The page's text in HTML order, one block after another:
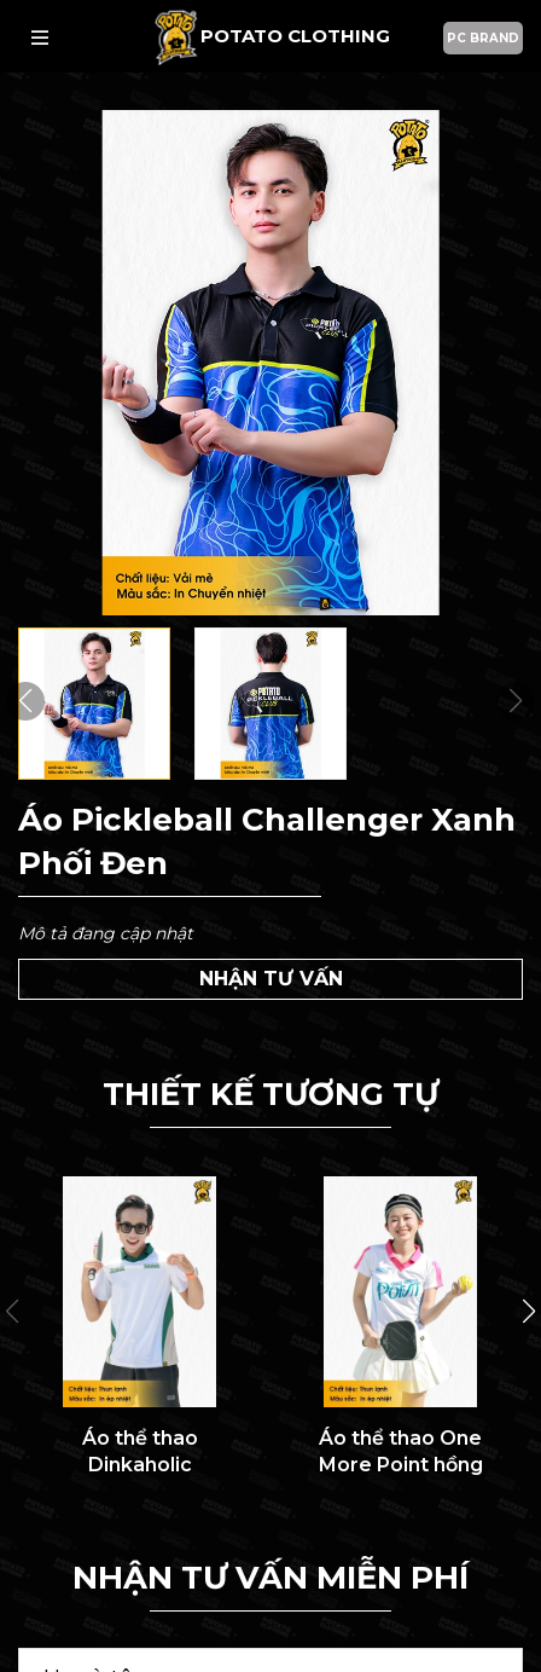
POTATO CLOTHING PC BRAND
Áo Pickleball Challenger Xanh
Phối Đen
Mô tả đang cập nhật
NHẬN TƯ VẤN
THIẾT KẾ TƯƠNG TỰ
Áo thể thao
Dinkaholic
Áo thể thao One
More Point hồng
NHẬN TƯ VẤN MIỄN PHÍ